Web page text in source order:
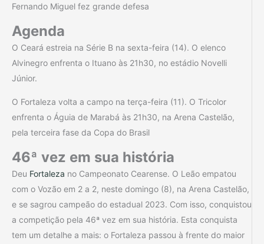
Fernando Miguel fez grande defesa
Agenda
O Ceará estreia na Série B na sexta-feira (14). O elenco
Alvinegro enfrenta o Ituano às 21h30, no estádio Novelli
Júnior.
O Fortaleza volta a campo na terça-feira (11). O Tricolor
enfrenta o Águia de Marabá às 21h30, na Arena Castelão,
pela terceira fase da Copa do Brasil
46ª vez em sua história
Deu Fortaleza no Campeonato Cearense. O Leão empatou
com o Vozão em 2 a 2, neste domingo (8), na Arena Castelão,
e se sagrou campeão do estadual 2023. Com isso, conquistou
a competição pela 46ª vez em sua história. Esta conquista
tem um detalhe a mais: o Fortaleza passou à frente do maior